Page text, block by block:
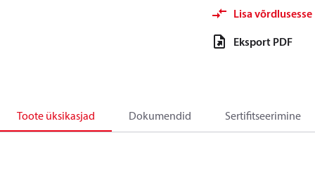
Lisa võrdlusesse
Eksport PDF
Toote üksikasjad Dokumendid Sertifitseerimine